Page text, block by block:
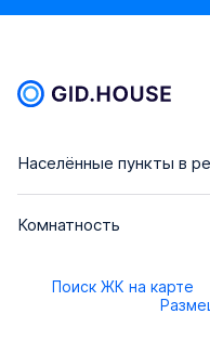
Населённые пункты в
Комнатность
Поиск ЖК на карте